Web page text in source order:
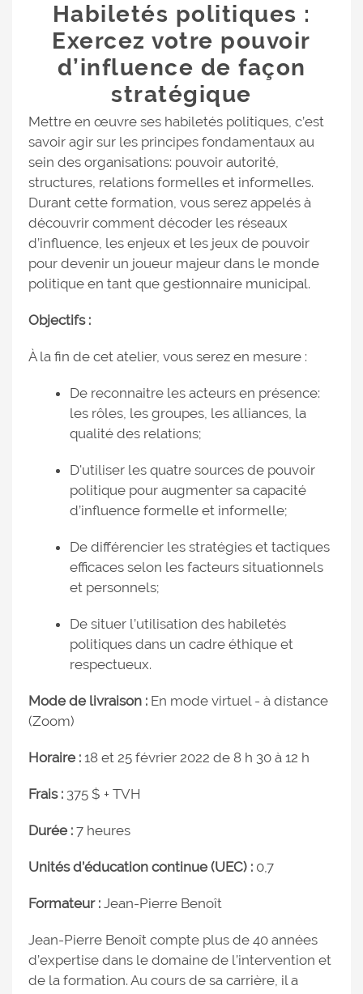
Habiletés politiques :
Exercez votre pouvoir
d’influence de façon
stratégique
Mettre en œuvre ses habiletés politiques, c’est
savoir agir sur les principes fondamentaux au
sein des organisations: pouvoir autorité,
structures, relations formelles et informelles.
Durant cette formation, vous serez appelés à
découvrir comment décoder les réseaux
d’influence, les enjeux et les jeux de pouvoir
pour devenir un joueur majeur dans le monde
politique en tant que gestionnaire municipal.
Objectifs :
À la fin de cet atelier, vous serez en mesure :
De reconnaitre les acteurs en présence:
les rôles, les groupes, les alliances, la
qualité des relations;
D'utiliser les quatre sources de pouvoir
politique pour augmenter sa capacité
d’influence formelle et informelle;
De différencier les stratégies et tactiques
efficaces selon les facteurs situationnels
et personnels;
De situer l’utilisation des habiletés
politiques dans un cadre éthique et
respectueux.
Mode de livraison : En mode virtuel - à distance
(Zoom)
Horaire : 18 et 25 février 2022 de 8 h 30 à 12 h
Frais : 375 $ + TVH
Durée : 7 heures
Unités d’éducation continue (UEC) : 0,7
Formateur : Jean-Pierre Benoît
Jean-Pierre Benoît compte plus de 40 années
d’expertise dans le domaine de l’intervention et
de la formation. Au cours de sa carrière, il a